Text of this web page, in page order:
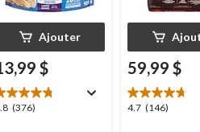
Ajouter
$
(376)
59,99 $
4.7 (146)
4.7